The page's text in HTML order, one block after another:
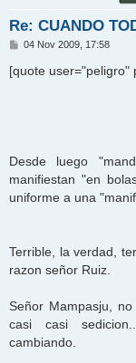
Re: CUANDO
M
n
04 Nov 2009, 17:58
[quote user="peligro"
Desde luego
manifiestan "en
uniforme a una
Terrible, la verdad,
razon señor Ruiz.
Señor Mampasju,
casi casi
cambiando.